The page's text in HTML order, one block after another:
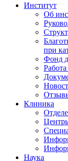
Институт
Об
при
Фонд
Клиника
Наука